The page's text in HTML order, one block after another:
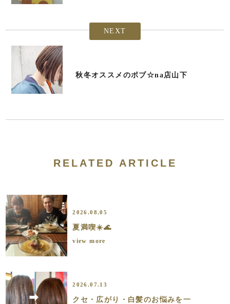
NEXT
秋冬オススメのボブ☆na店山下
RELATED ARTICLE
2026.08.05
夏満喫☀️🌊
view more
2026.07.13
クセ・広がり・白髪のお悩みを一